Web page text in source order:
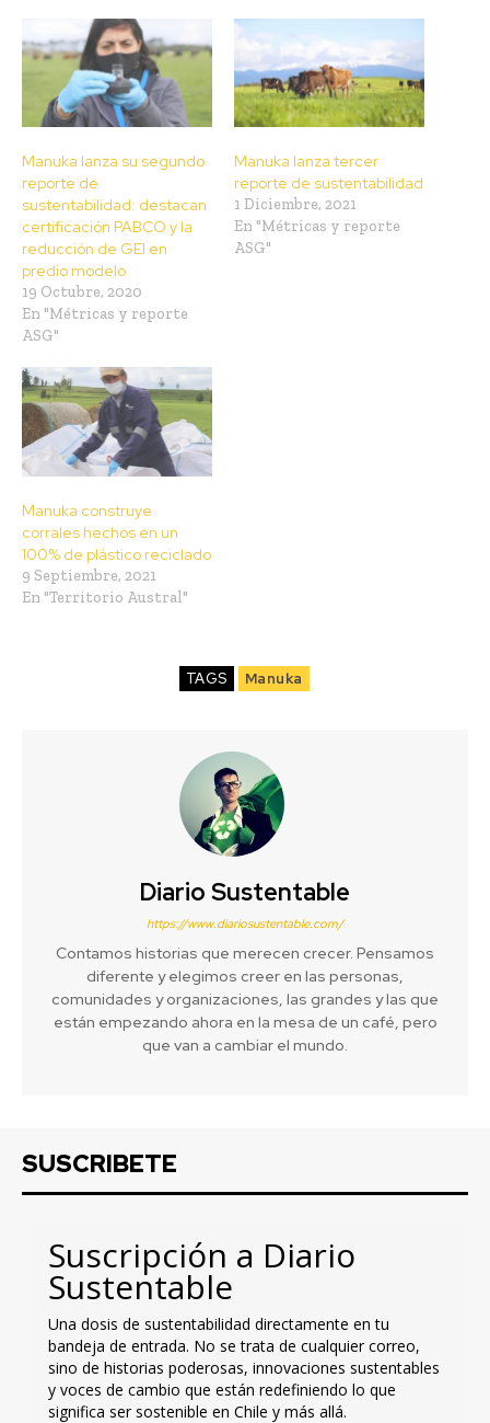
Manuka lanza su segundo
reporte de
sustentabilidad: destacan
certificación PABCO y la
reducción de GEI en
predio modelo
19 Octubre, 2020
En "Métricas y reporte
ASG"
Manuka lanza tercer
reporte de sustentabilidad
1 Diciembre, 2021
En "Métricas y reporte
ASG"
Manuka construye
corrales hechos en un
100% de plástico reciclado
9 Septiembre, 2021
En "Territorio Austral"
TAGS Manuka
Diario Sustentable
https://www.diariosustentable.com/
Contamos historias que merecen crecer. Pensamos
diferente y elegimos creer en las personas,
comunidades y organizaciones, las grandes y las que
están empezando ahora en la mesa de un café, pero
que van a cambiar el mundo.
SUSCRIBETE
Suscripción a Diario
Sustentable
Una dosis de sustentabilidad directamente en tu
bandeja de entrada. No se trata de cualquier correo,
sino de historias poderosas, innovaciones sustentables
y voces de cambio que están redefiniendo lo que
significa ser sostenible en Chile y más allá.